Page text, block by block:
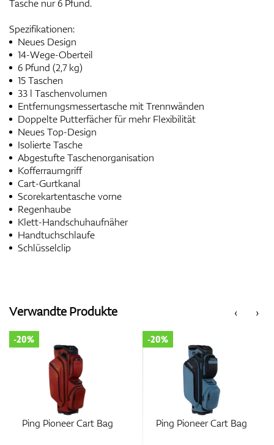
Tasche nur 6 Pfund.
Spezifikationen:
Neues Design
14-Wege-Oberteil
6 Pfund (2,7 kg)
15 Taschen
33 l Taschenvolumen
Entfernungsmessertasche mit Trennwänden
Doppelte Putterfächer für mehr Flexibilität
Neues Top-Design
Isolierte Tasche
Abgestufte Taschenorganisation
Kofferraumgriff
Cart-Gurtkanal
Scorekartentasche vorne
Regenhaube
Klett-Handschuhaufnäher
Handtuchschlaufe
Schlüsselclip
‹
Verwandte Produkte ›
Ping Pioneer Cart Bag
-20%
Ping Pioneer Cart Bag
-20%